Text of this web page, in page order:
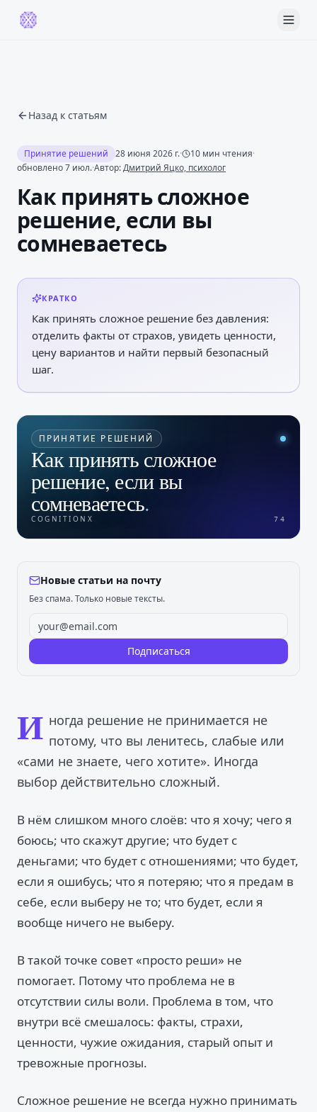
Назад к статьям
Принятие решений 28 июня 2026 г.· 10 мин чтения·
обновлено7 июл.·Автор:Дмитрий Яцко, психолог
Как принять сложное
решение, если вы
сомневаетесь
КРАТКО
Как принять сложное решение без давления:
отделить факты от страхов, увидеть ценности,
цену вариантов и найти первый безопасный
шаг.
ПРИНЯТИЕ РЕШЕНИЙ
Как принять сложное
решение, если вы
сомневаетесь.
COGNITIONX 74
Новые статьи на почту
Без спама. Только новые тексты.
Подписаться
И ногда решение не принимается не
потому, что вы ленитесь, слабые или
«сами не знаете, чего хотите». Иногда
выбор действительно сложный.
В нём слишком много слоёв: что я хочу; чего я
боюсь; что скажут другие; что будет с
деньгами; что будет с отношениями; что будет,
если я ошибусь; что я потеряю; что я предам в
себе, если выберу не то; что будет, если я
вообще ничего не выберу.
В такой точке совет «просто реши» не
помогает. Потому что проблема не в
отсутствии силы воли. Проблема в том, что
внутри всё смешалось: факты, страхи,
ценности, чужие ожидания, старый опыт и
тревожные прогнозы.
Сложное решение не всегда нужно принимать